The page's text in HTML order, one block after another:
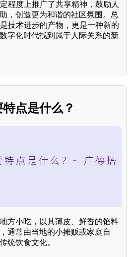
程度上推广了共享精神，鼓励人
，创造更为和谐的社区氛围。总
技术进步的产物，更是一种新的
字化时代找到属于人际关系的新
点是什么？
方小吃，以其薄皮、鲜香的馅料
通常由当地的小摊贩或家庭自
统饮食文化。